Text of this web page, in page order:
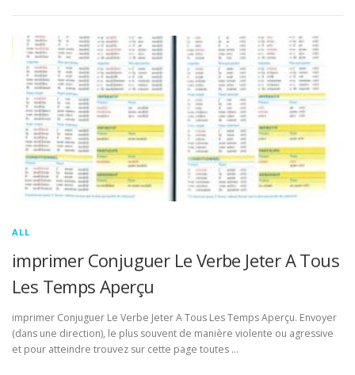
ALL
imprimer Conjuguer Le Verbe Jeter A Tous
Les Temps Aperçu
imprimer Conjuguer Le Verbe Jeter A Tous Les Temps Aperçu. Envoyer
(dans une direction), le plus souvent de manière violente ou agressive
et pour atteindre trouvez sur cette page toutes …